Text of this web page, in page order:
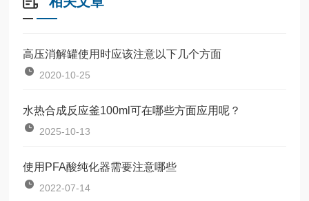
高压消解罐使用时应该注意以下几个方面
2020-10-25
水热合成反应釜100ml可在哪些方面应用呢？
2025-10-13
使用PFA酸纯化器需要注意哪些
2022-07-14